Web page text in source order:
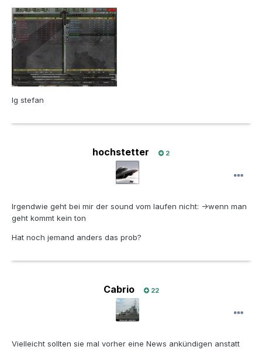
lg stefan
hochstetter 2
Irgendwie geht bei mir der sound vom laufen nicht: ->wenn man
geht kommt kein ton
Hat noch jemand anders das prob?
Cabrio 22
Vielleicht sollten sie mal vorher eine News ankündigen anstatt